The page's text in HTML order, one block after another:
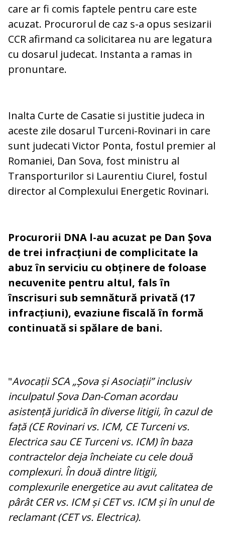
care ar fi comis faptele pentru care este
acuzat. Procurorul de caz s-a opus sesizarii
CCR afirmand ca solicitarea nu are legatura
cu dosarul judecat. Instanta a ramas in
pronuntare.
Inalta Curte de Casatie si justitie judeca in
aceste zile dosarul Turceni-Rovinari in care
sunt judecati Victor Ponta, fostul premier al
Romaniei, Dan Sova, fost ministru al
Transporturilor si Laurentiu Ciurel, fostul
director al Complexului Energetic Rovinari.
Procurorii DNA l-au acuzat pe Dan Şova
de trei infracțiuni de complicitate la
abuz în serviciu cu obținere de foloase
necuvenite pentru altul, fals în
înscrisuri sub semnătură privată (17
infracțiuni), evaziune fiscală în formă
continuată si spălare de bani.
"Avocații SCA „Șova și Asociații” inclusiv
inculpatul Șova Dan-Coman acordau
asistență juridică în diverse litigii, în cazul de
față (CE Rovinari vs. ICM, CE Turceni vs.
Electrica sau CE Turceni vs. ICM) în baza
contractelor deja încheiate cu cele două
complexuri. În două dintre litigii,
complexurile energetice au avut calitatea de
pârât CER vs. ICM și CET vs. ICM și în unul de
reclamant (CET vs. Electrica).